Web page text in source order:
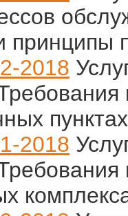
принципы
2018
пунктах
2018